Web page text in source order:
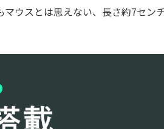
ウスとは思えない、長さ約7セン